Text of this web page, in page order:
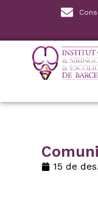
15 de